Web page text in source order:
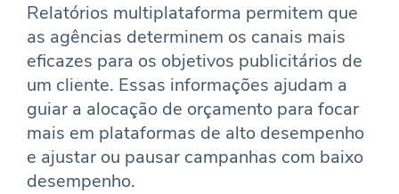
Relatórios multiplataforma permitem que
as agências determinem os canais mais
eficazes para os objetivos publicitários de
um cliente. Essas informações ajudam a
guiar a alocação de orçamento para focar
mais em plataformas de alto desempenho
e ajustar ou pausar campanhas com baixo
desempenho.